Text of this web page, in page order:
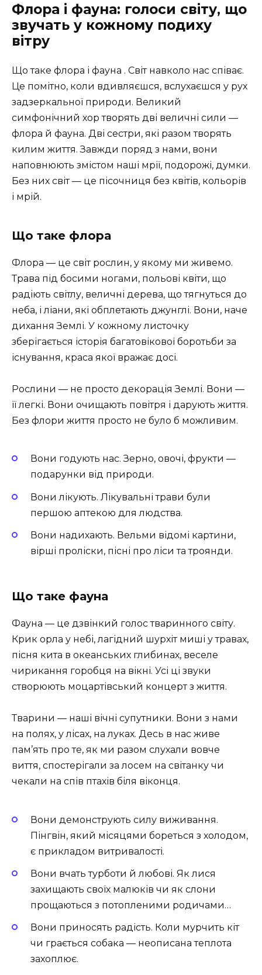
Флора і фауна: голоси світу, що
звучать у кожному подиху
вітру
Що таке флора і фауна . Світ навколо нас співає.
Це помітно, коли вдивляєшся, вслухаєшся у рух
задзеркальної природи. Великий
симфонічний хор творять дві величні сили —
флора й фауна. Дві сестри, які разом творять
килим життя. Завжди поряд з нами, вони
наповнюють змістом наші мрії, подорожі, думки.
Без них світ — це пісочниця без квітів, кольорів
і мрій.
Що таке флора
Флора — це світ рослин, у якому ми живемо.
Трава під босими ногами, польові квіти, що
радіють світлу, величні дерева, що тягнуться до
неба, і ліани, які обплетають джунглі. Вони, наче
дихання Землі. У кожному листочку
зберігається історія багатовікової боротьби за
існування, краса якої вражає досі.
Рослини — не просто декорація Землі. Вони —
її легкі. Вони очищають повітря і дарують життя.
Без флори життя просто не було б можливим.
Вони годують нас. Зерно, овочі, фрукти —
подарунки від природи.
Вони лікують. Лікувальні трави були
першою аптекою для людства.
Вони надихають. Вельми відомі картини,
вірші проліски, пісні про ліси та троянди.
Що таке фауна
Фауна — це дзвінкий голос тваринного світу.
Крик орла у небі, лагідний шурхіт миші у травах,
пісня кита в океанських глибинах, веселе
чирикання горобця на вікні. Усі ці звуки
створюють моцартівський концерт з життя.
Тварини — наші вічні супутники. Вони з нами
на полях, у лісах, на луках. Десь в нас живе
пам’ять про те, як ми разом слухали вовче
виття, спостерігали за лосем на світанку чи
чекали на спів птахів біля віконця.
Вони демонструють силу виживання.
Пінгвін, який місяцями бореться з холодом,
є прикладом витривалості.
Вони вчать турботи й любові. Як лися
захищають своїх малюків чи як слони
прощаються з потопленими родичами…
Вони приносять радість. Коли мурчить кіт
чи грається собака — неописана теплота
захоплює.